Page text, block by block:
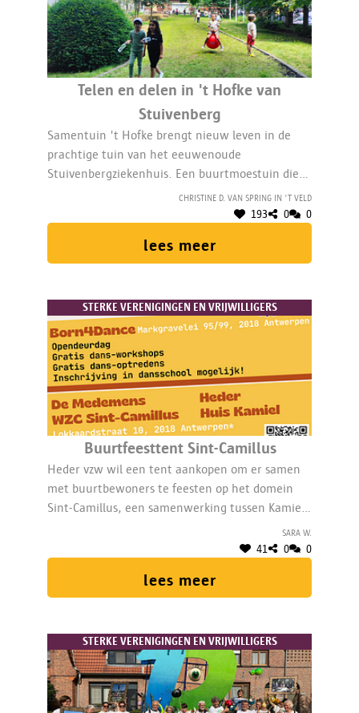
Telen en delen in 't Hofke van
Stuivenberg
Samentuin 't Hofke brengt nieuw leven in de
prachtige tuin van het eeuwenoude
Stuivenbergziekenhuis. Een buurtmoestuin die
ook dient als ontmoetingsplek. Met een 4/5 VTE
Christine D. van Spring in 't veld
193 0 0
lees meer
STERKE VERENIGINGEN EN VRIJWILLIGERS
Buurtfeesttent Sint-Camillus
Heder vzw wil een tent aankopen om er samen
met buurtbewoners te feesten op het domein
Sint-Camillus, een samenwerking tussen Kamiel
(Heder vzw) & Sint-Camillus (De Medemens). De
tent zorgt voor meer ontmoeting en inclusie in
de Markgravewijk.
Sara W.
41 0 0
lees meer
STERKE VERENIGINGEN EN VRIJWILLIGERS